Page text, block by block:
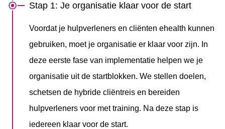
Stap 1: Je organisatie klaar voor de start
Voordat je hulpverleners en cliënten ehealth kunnen
gebruiken, moet je organisatie er klaar voor zijn. In
deze eerste fase van implementatie helpen we je
organisatie uit de startblokken. We stellen doelen,
schetsen de hybride cliëntreis en bereiden
hulpverleners voor met training. Na deze stap is
iedereen klaar voor de start.